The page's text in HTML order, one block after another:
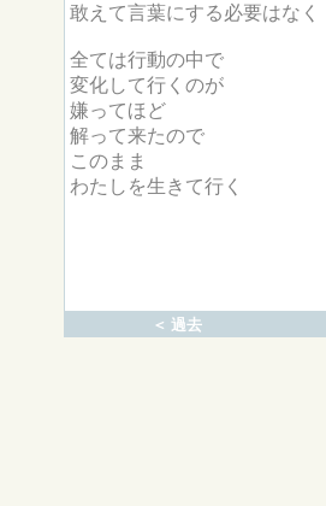
敢えて言葉にする必要はなく
全ては行動の中で
変化して行くのが
嫌ってほど
解って来たので
このまま
わたしを生きて行く
＜ 過去